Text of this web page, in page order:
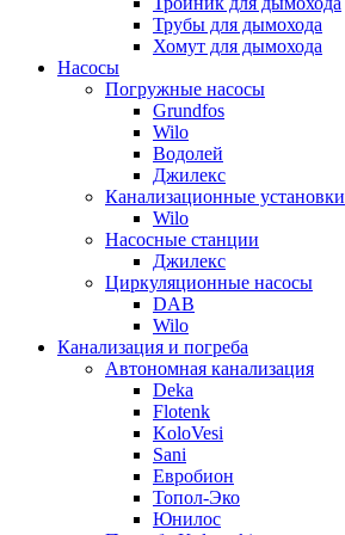
Трубы для дымохода
Хомут для дымохода
Насосы
Погружные насосы
Grundfos
Wilo
Водолей
Джилекс
Канализационные установки
Wilo
Насосные станции
Джилекс
Циркуляционные насосы
DAB
Wilo
Канализация и погреба
Автономная канализация
Deka
Flotenk
KoloVesi
Sani
Евробион
Топол-Эко
Юнилос